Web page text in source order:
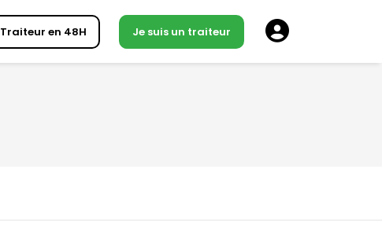
Traiteur en 48H Je suis un traiteur